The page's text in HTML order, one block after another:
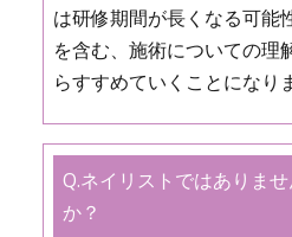
は研修期間が長くなる可能
を含む、施術についての理
らすすめていくことになり
Q.ネイリストではありま
か？